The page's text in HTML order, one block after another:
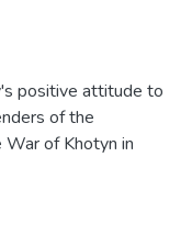
positive attitude to
of the
of Khotyn in